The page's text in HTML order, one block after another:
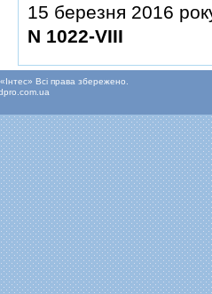
15 березня 2016
N 1022-VIII
Всі права збережено.